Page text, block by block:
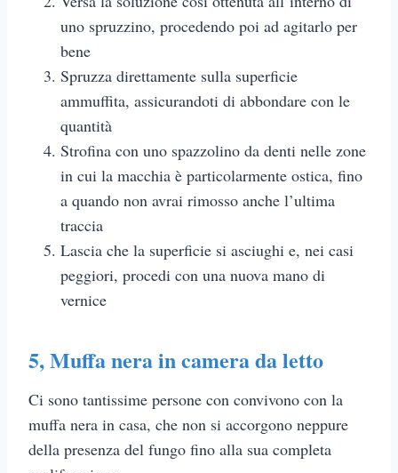
uno spruzzino, procedendo poi ad agitarlo per
bene
Spruzza direttamente sulla superficie
ammuffita, assicurandoti di abbondare con le
quantità
Strofina con uno spazzolino da denti nelle zone
in cui la macchia è particolarmente ostica, fino
a quando non avrai rimosso anche l’ultima
traccia
Lascia che la superficie si asciughi e, nei casi
peggiori, procedi con una nuova mano di
vernice
5,Muffa nera in camera da letto
Ci sono tantissime persone con convivono con la
muffa nera in casa, che non si accorgono neppure
della presenza del fungo fino alla sua completa